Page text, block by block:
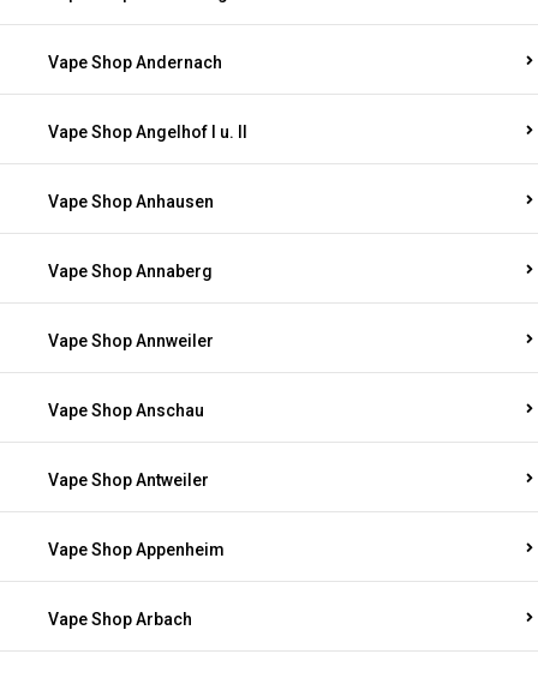
Vape Shop Andernach
Vape Shop Angelhof I u. II
Vape Shop Anhausen
Vape Shop Annaberg
Vape Shop Annweiler
Vape Shop Anschau
Vape Shop Antweiler
Vape Shop Appenheim
Vape Shop Arbach